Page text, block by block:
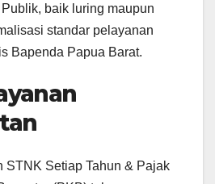
baik luring maupun
standar pelayanan
Bapenda Papua Barat.
STNK Setiap Tahun & Pajak